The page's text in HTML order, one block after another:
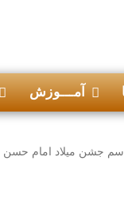
آمـــوزش
جشن میلاد امام